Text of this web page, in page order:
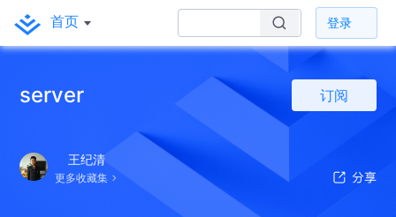
首页 登录
server 订阅
王纪清
更多收藏集